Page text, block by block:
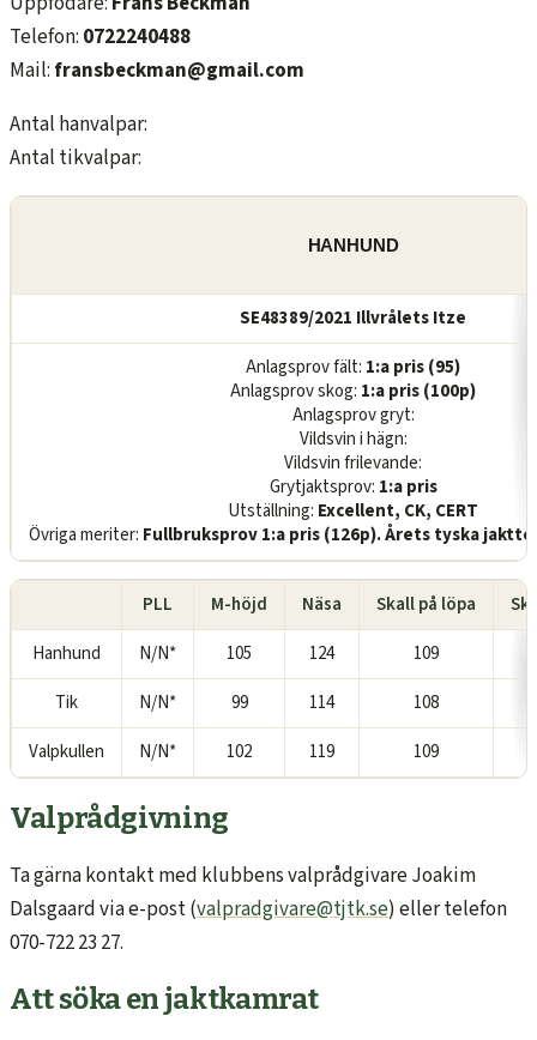
Telefon: 0722240488
Mail: fransbeckman@gmail.com
Antal hanvalpar:
Antal tikvalpar:
HANHUND
SE48389/2021 Illvrålets Itze
Anlagsprov fält: 1:a pris (95)
Anlagsprov skog: 1:a pris (100p)
Anlagsprov gryt:
Vildsvin i hägn:
Vildsvin frilevande:
Grytjaktsprov: 1:a pris
Utställning: Excellent, CK, CERT
Övriga meriter: Fullbruksprov 1:a pris (126p). Årets tyska
PLL M-höjd Näsa Skall på löpa
Hanhund
N/N* 105 124 109
Tik
N/N* 99 114 108
Valpkullen
N/N* 102 119 109
Valprådgivning
Ta gärna kontakt med klubbens valprådgivare Joakim
Dalsgaard via e-post (valpradgivare@tjtk.se) eller telefon
070-722 23 27.
Att söka en jaktkamrat